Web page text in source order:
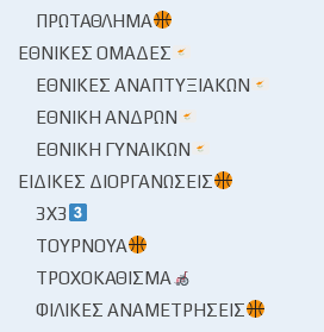
ΠΡΩΤΆΘΛΗΜΑ
ΕΘΝΙΚΈΣ ΟΜΆΔΕΣ
ΕΘΝΙΚΈΣ ΑΝΑΠΤΥΞΙΑΚΏΝ
ΕΘΝΙΚΉ ΑΝΔΡΏΝ
ΕΘΝΙΚΉ ΓΥΝΑΙΚΏΝ
ΕΙΔΙΚΈΣ ΔΙΟΡΓΑΝΏΣΕΙΣ
3X3
ΤΟΥΡΝΟΥΆ
ΤΡΟΧΟΚΆΘΙΣΜΑ
ΦΙΛΙΚΈΣ ΑΝΑΜΕΤΡΉΣΕΙΣ